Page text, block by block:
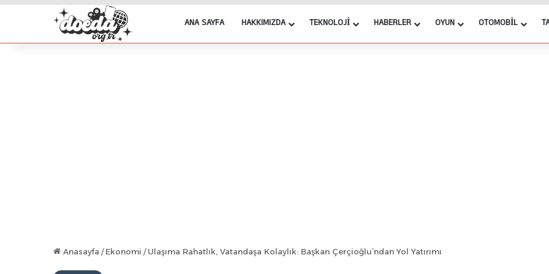
ANA SAYFA HAKKIMIZDA TEKNOLOJI HABERLER OYUN OTOMOBIL
Anasayfa / Ekonomi / Ulaşıma Rahatlık, Vatandaşa Kolaylık: Başkan Çerçioğlu’ndan Yol Yatırımı